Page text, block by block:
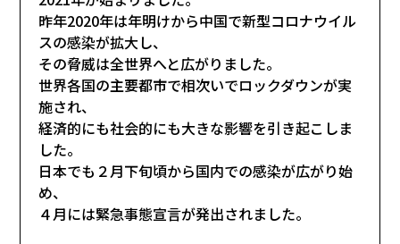
昨年2020年は年明けから中国で新型コロナウイル
スの感染が拡大し、
その脅威は全世界へと広がりました。
世界各国の主要都市で相次いでロックダウンが実
施され、
経済的にも社会的にも大きな影響を引き起こしま
した。
日本でも２月下旬頃から国内での感染が広がり始
め、
４月には緊急事態宣言が発出されました。